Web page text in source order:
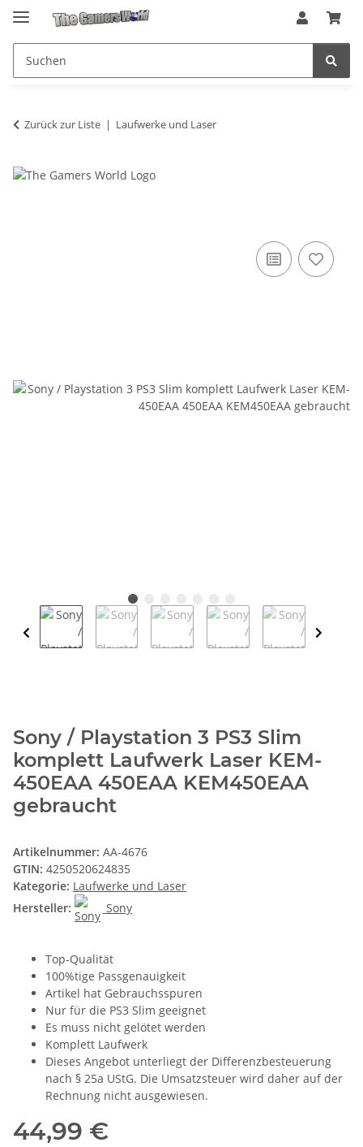
Zurück zur Liste Laufwerke und Laser
Sony / Playstation 3 PS3 Slim
komplett Laufwerk Laser KEM-
450EAA 450EAA KEM450EAA
gebraucht
Artikelnummer: AA-4676
GTIN: 4250520624835
Kategorie: Laufwerke und Laser
Hersteller:
Sony
Top-Qualität
100%tige Passgenauigkeit
Artikel hat Gebrauchsspuren
Nur für die PS3 Slim geeignet
Es muss nicht gelötet werden
Komplett Laufwerk
Dieses Angebot unterliegt der Differenzbesteuerung
nach § 25a UStG. Die Umsatzsteuer wird daher auf der
Rechnung nicht ausgewiesen.
44,99 €